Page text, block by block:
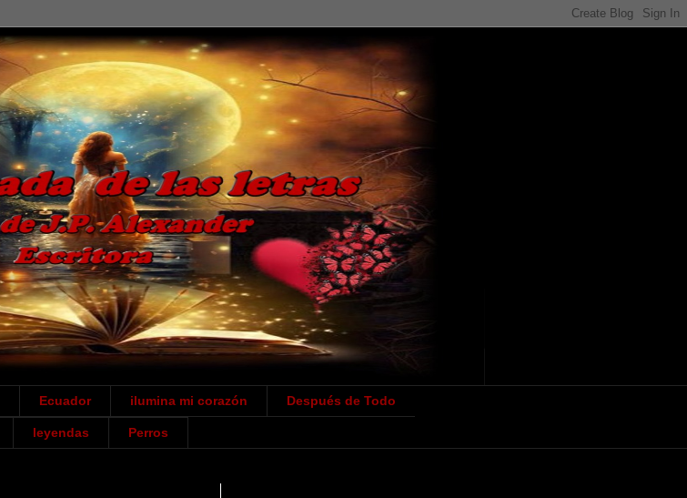
Ecuador ilumina mi corazón Después de Todo
leyendas Perros